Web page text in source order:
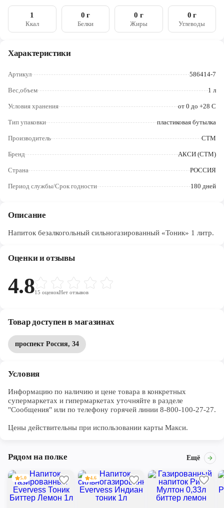
Ярославль
1
Ккал
0 г
Белки
0 г
Жиры
0 г
Углеводы
Характеристики
Артикул 586414-7
Вес,объем 1 л
Условия хранения от 0 до +28 С
Тип упаковки пластиковая бутылка
Производитель СТМ
Бренд АКСИ (СТМ)
Страна РОССИЯ
Период службы/Срок годности 180 дней
Описание
Напиток безалкогольный сильногазированный «Тоник» 1 литр.
Оценки и отзывы
4.815 оценокНет отзывов
Товар доступен в магазинах
проспект Россия, 34
Условия
Информацию по наличию и цене товара в конкретных
супермаркетах и гипермаркетах уточняйте в разделе
"Сообщения" или по телефону горячей линии 8-800-100-27-27.
Цены действительны при использовании карты Макси.
Рядом на полке Ещё
5.0 4.6